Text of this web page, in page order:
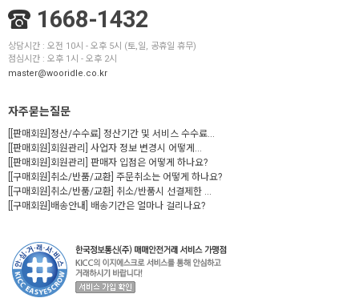
1668-1432
상담시간 : 오전 10시 - 오후 5시 (토,일, 공휴일 휴무)
점심시간 : 오후 1시 - 오후 2시
master@wooridle.co.kr
자주묻는질문
[[판매회원]정산/수수료] 정산기간 및 서비스 수수료...
[[판매회원]회원관리] 사업자 정보 변경시 어떻게...
[[판매회원]회원관리] 판매자 입점은 어떻게 하나요?
[[구매회원]취소/반품/교환] 주문취소는 어떻게 하나요?
[[구매회원]취소/반품/교환] 취소/반품시 선결제한 ...
[[구매회원]배송안내] 배송기간은 얼마나 걸리나요?